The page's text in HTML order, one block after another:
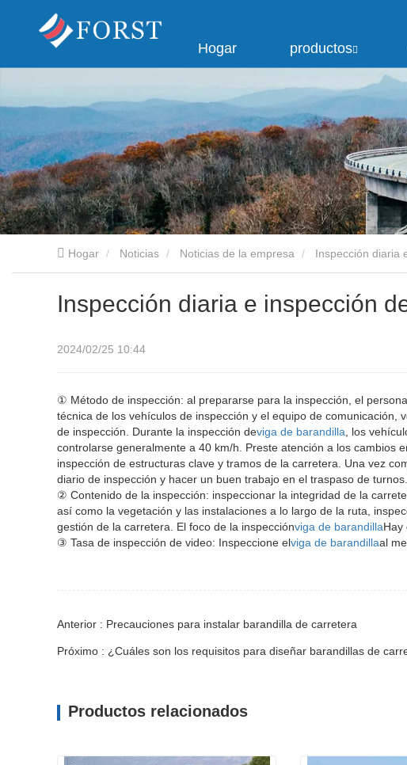
Hogar productos
Hogar Noticias Noticias de la empresa Inspección diaria
Inspección diaria e inspección
2024/02/25 10:44
① Método de inspección: al prepararse para la inspección, el
técnica de los vehículos de inspección y el equipo de
de inspección. Durante la inspección deviga de barandilla , los
controlarse generalmente a 40 km/h. Preste atención a los cambios
inspección de estructuras clave y tramos de la carretera. Una vez
diario de inspección y hacer un buen trabajo en el traspaso de turnos.
② Contenido de la inspección: inspeccionar la integridad de la
así como la vegetación y las instalaciones a lo largo de la ruta,
gestión de la carretera. El foco de la inspecciónviga de barandillaHay
③ Tasa de inspección de video: Inspeccione elviga de barandillaal
Anterior : Precauciones para instalar barandilla de carretera
Próximo : ¿Cuáles son los requisitos para diseñar barandillas de
Productos relacionados